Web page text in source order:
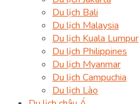
Du lịch Bali
Du lịch Malaysia
Du lịch Kuala Lumpur
Du lịch Philippines
Du lịch Myanmar
Du lịch Campuchia
Du lịch Lào